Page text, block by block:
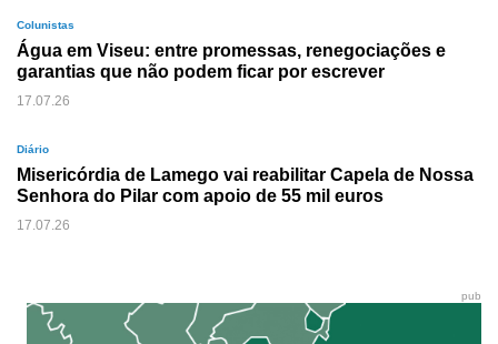
Colunistas
Água em Viseu: entre promessas, renegociações e
garantias que não podem ficar por escrever
17.07.26
Diário
Misericórdia de Lamego vai reabilitar Capela de Nossa
Senhora do Pilar com apoio de 55 mil euros
17.07.26
pub